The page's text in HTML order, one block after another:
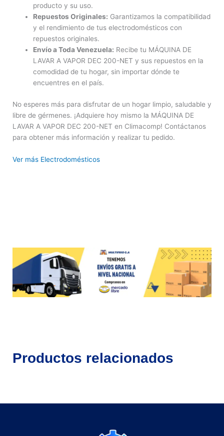
producto y su uso.
Repuestos Originales: Garantizamos la compatibilidad
y el rendimiento de tus electrodomésticos con
repuestos originales.
Envío a Toda Venezuela: Recibe tu MÁQUINA DE
LAVAR A VAPOR DEC 200-NET y sus repuestos en la
comodidad de tu hogar, sin importar dónde te
encuentres en el país.
No esperes más para disfrutar de un hogar limpio, saludable y
libre de gérmenes. ¡Adquiere hoy mismo la MÁQUINA DE
LAVAR A VAPOR DEC 200-NET en Climacomp! Contáctanos
para obtener más información y realizar tu pedido.
Ver más Electrodomésticos
Productos relacionados